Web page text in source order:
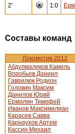
2' 1:0
Составы команд
Локомотив 2012
Абдулмаликов Камиль
Воробьев Даниил
Гаврилюк Родион
Головин Максим
Данилов Юрий
Ермолин Тимофей
Иванов Максимилиан
Карасев Савва
Карнаухов Артем
Кассин Михаил